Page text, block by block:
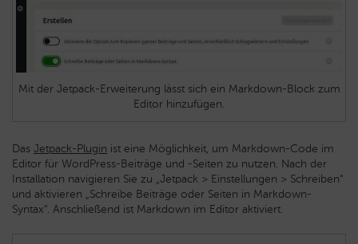
Mit der Jetpack-Erweiterung lässt sich ein Markdown-Block zum
Editor hinzufügen.
Das Jetpack-Plugin ist eine Möglichkeit, um Markdown-Code im
Editor für WordPress-Beiträge und -Seiten zu nutzen. Nach der
Installation navigieren Sie zu „Jetpack > Einstellungen > Schreiben“
und aktivieren „Schreibe Beiträge oder Seiten in Markdown-
Syntax“. Anschließend ist Markdown im Editor aktiviert.